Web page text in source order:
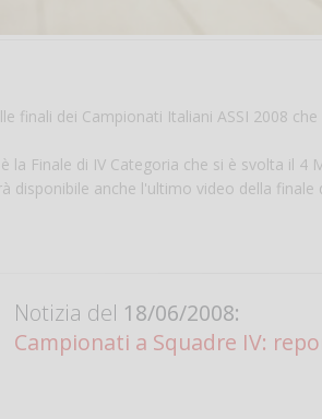
finali dei Campionati Italiani ASSI 2008
la Finale di IV Categoria che si è svolta il 4
disponibile anche l'ultimo video della
Notizia del 18/06/2008:
Campionati a Squadre IV: